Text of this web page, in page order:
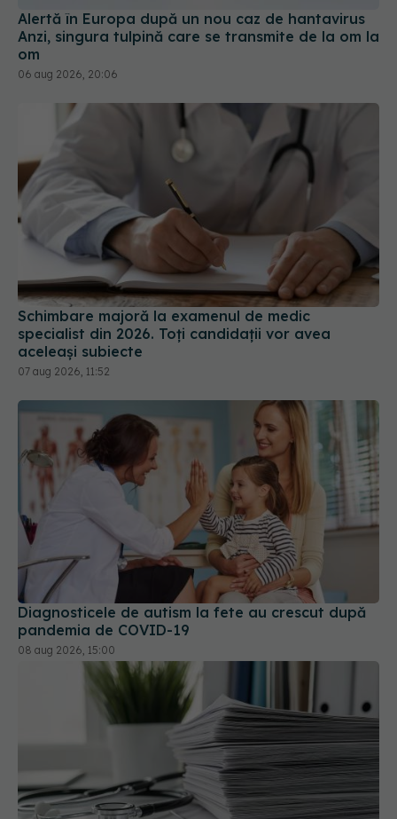
om
06 aug 2026, 20:06
Schimbare majoră la examenul de medic
specialist din 2026. Toți candidații vor avea
aceleași subiecte
07 aug 2026, 11:52
Diagnosticele de autism la fete au crescut după
pandemia de COVID-19
08 aug 2026, 15:00